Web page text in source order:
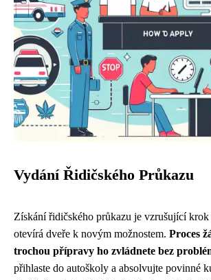
Vydání Řidičského Průkazu
Získání řidičského průkazu je vzrušující krok
otevírá dveře k novým možnostem. Proces
trochou přípravy ho zvládnete bez
přihlaste do autoškoly a absolvujte povinné